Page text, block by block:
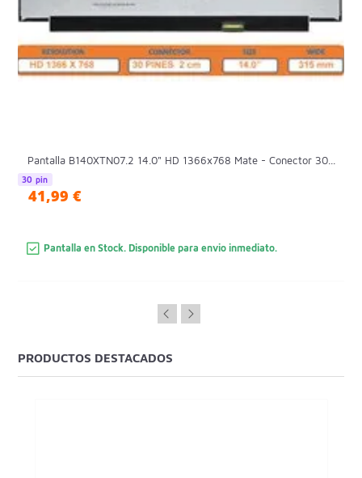
Pantalla B140XTN07.2 14.0" HD 1366x768 Mate - Conector 30...
30 pin
41,99 €
Pantalla en Stock. Disponible para envio inmediato.
PRODUCTOS DESTACADOS